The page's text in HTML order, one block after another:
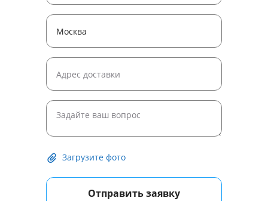
Загрузите фото
Отправить заявку